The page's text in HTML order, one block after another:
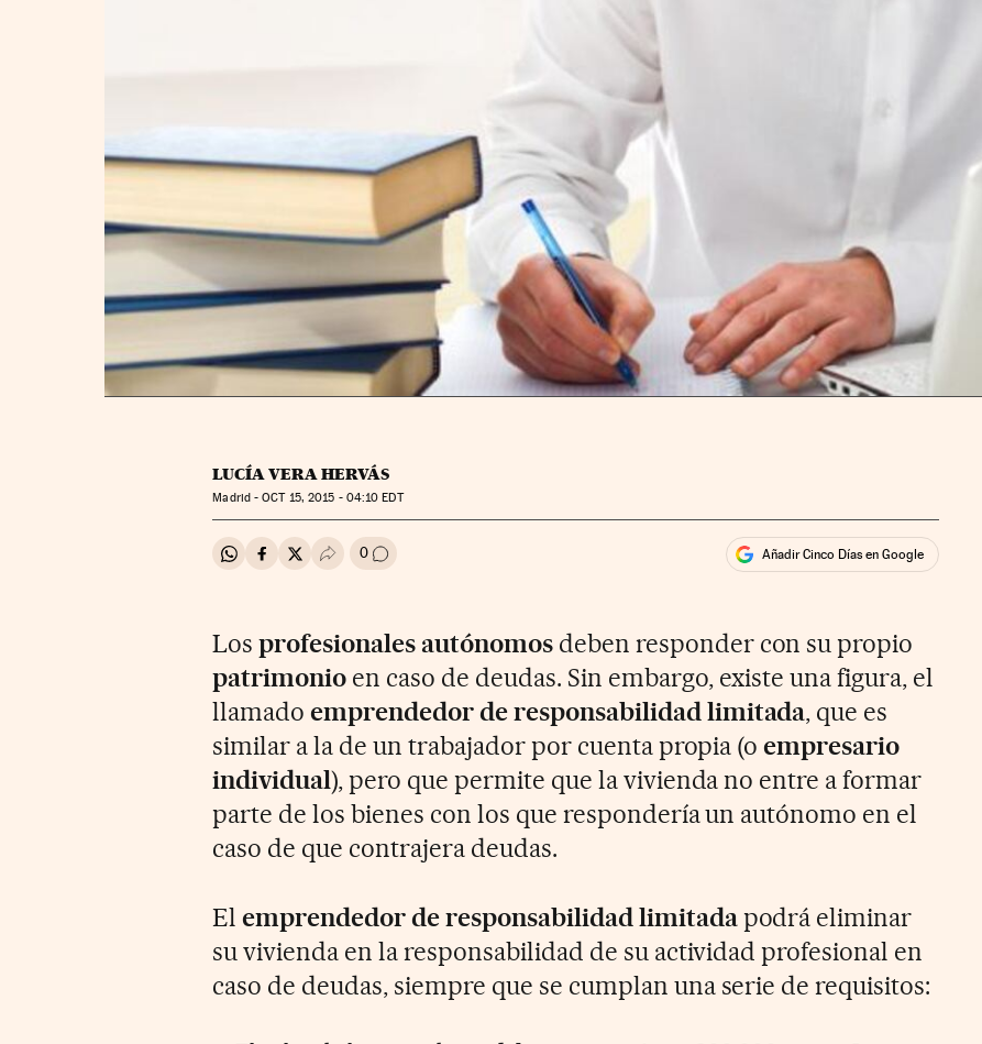
LUCÍA VERA HERVÁS
Madrid -OCT15, 2015 - 04:10 EDT
Compartir en Whatsapp
Compartir en Facebook
Compartir en Twitter
Desplegar Redes Sociales
0 Ir a los comentarios Añadir Cinco Días en Google
Losprofesionales autónomosdeben responder con su propio
patrimonio en caso de deudas. Sin embargo, existe una figura, el
llamadoemprendedor de responsabilidad limitada, que es
similar a la de un trabajador por cuenta propia (oempresario
individual), pero que permite que la vivienda no entre a formar
parte de los bienes con los que respondería un autónomo en el
caso de que contrajera deudas.
Elemprendedor de responsabilidad limitadapodrá eliminar
su vivienda en la responsabilidad de su actividad profesional en
caso de deudas, siempre que se cumplan una serie de requisitos: